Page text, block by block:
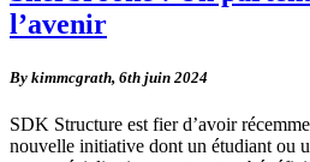
l’avenir
By kimmcgrath, 6th juin 2024
SDK Structure est fier d’avoir
nouvelle initiative dont un étudiant ou